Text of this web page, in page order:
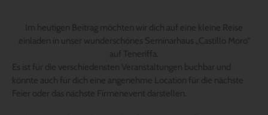
Im heutigen Beitrag möchten wir dich auf eine kleine Reise
einladen in unser wunderschönes Seminarhaus „Castillo Moro“
auf Teneriffa.
Es ist für die verschiedensten Veranstaltungen buchbar und
könnte auch für dich eine angenehme Location für die nächste
Feier oder das nächste Firmenevent darstellen.